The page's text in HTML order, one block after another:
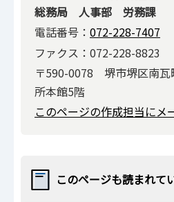
総務局 人事部 労務課
電話番号： 072-228-7407
ファクス：072-228-8823
〒590-0078 堺市堺区南
所本館5階
このページの作成担当にメ
このページも読まれて